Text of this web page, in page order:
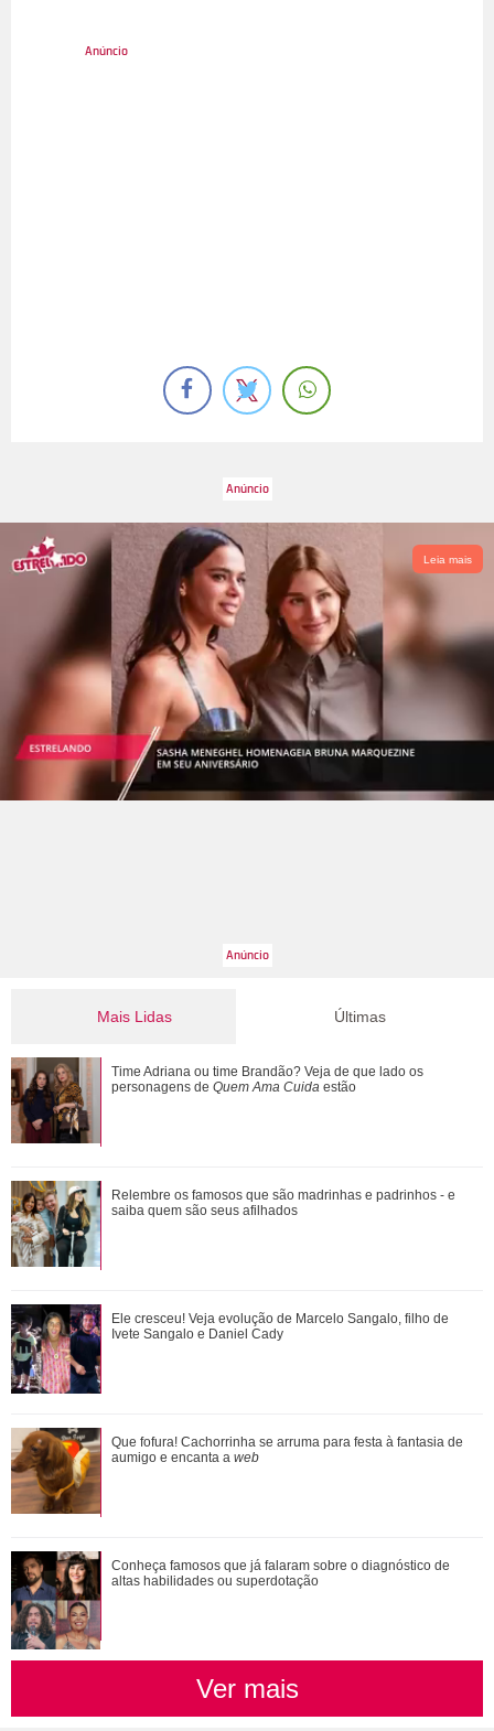
Leia mais
Mais Lidas
Cristiano Ronaldo deixa comentário exaltando a noiva em
vídeo de Márcia Goldschmidt; enten...
De Wicked a Petal... Entenda a polêmica que motivou pausa
na carreira de Ariana Grande
Agrado e Eduarda são prejudicadas pela proximidade com
João Raul. Saiba o que vai acontece...
Saiba o que vai acontecer em Coração Acelerado nesta
quarta-feira
Últimas
Time Adriana ou time Brandão? Veja de que lado os
personagens de Quem Ama Cuida estão
Relembre os famosos que são madrinhas e padrinhos - e
saiba quem são seus afilhados
Ele cresceu! Veja evolução de Marcelo Sangalo, filho de
Ivete Sangalo e Daniel Cady
Que fofura! Cachorrinha se arruma para festa à fantasia de
aumigo e encanta a web
Conheça famosos que já falaram sobre o diagnóstico de
altas habilidades ou superdotação
Ver mais